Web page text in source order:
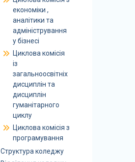
економіки ,
аналітики та
адміністрування
у бізнесі
Циклова комісія
із
загальноосвітніх
дисциплін та
дисциплін
гуманітарного
циклу
Циклова комісія з
програмування
Структура коледжу